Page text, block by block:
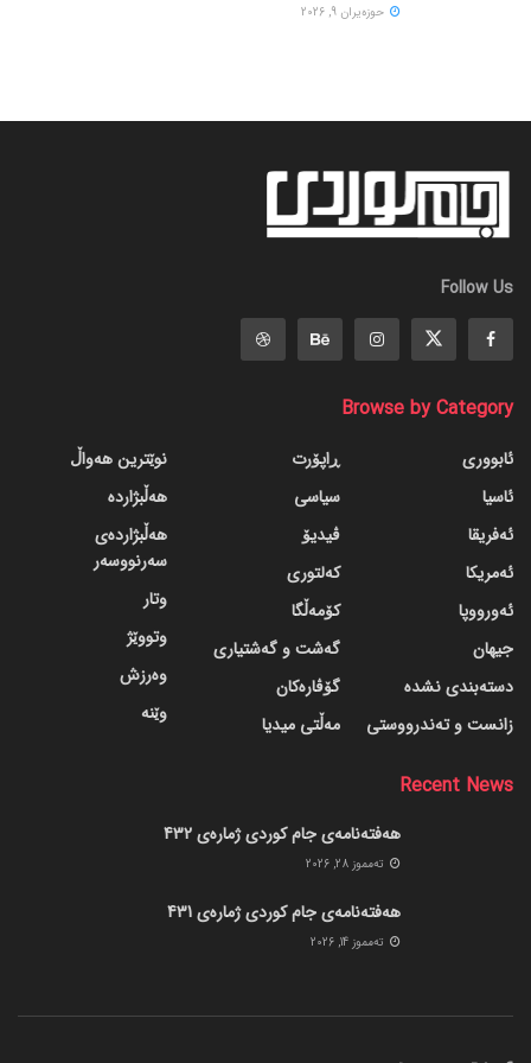
حوزه‌یران 9, 2026
Follow Us
Browse by Category
ئابووری
ئاسیا
ئەفریقا
ئەمریکا
ئەورووپا
جیهان
دسته‌بندی نشده
زانست و تەندرووستی
ڕاپۆرت
سیاسی
ڤیدیۆ
کەلتوری
کۆمەڵگا
گه‌شت و گه‌شتیاری
گۆڤاره‌کان
مەڵتی میدیا
نوێترین هەواڵ
هەڵبژاردە
هەڵبژاردەی
سەرنووسەر
وتار
وتووێژ
وەرزش
وێنە
Recent News
هەفتەنامەی جام کوردی ژمارەی 432
ته‌مموز 28, 2026
هەفتەنامەی جام کوردی ژمارەی 431
ته‌مموز 14, 2026